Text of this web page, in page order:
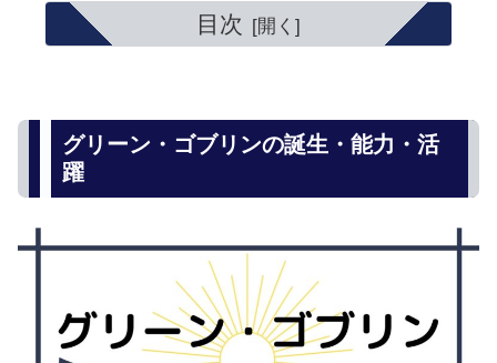
目次
グリーン・ゴブリンの誕生・能力・活
躍